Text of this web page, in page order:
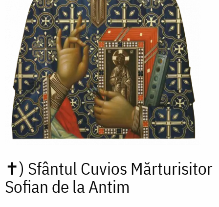
✝) Sfântul Cuvios Mărturisitor
Sofian de la Antim